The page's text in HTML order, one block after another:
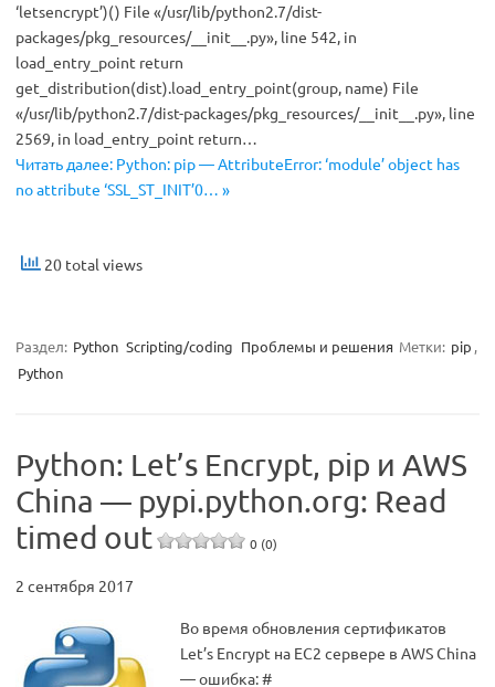
‘letsencrypt’)() File «/usr/lib/python2.7/dist-
packages/pkg_resources/__init__.py», line 542, in
load_entry_point return
get_distribution(dist).load_entry_point(group, name) File
«/usr/lib/python2.7/dist-packages/pkg_resources/__init__.py», line
2569, in load_entry_point return…
Читать далее: Python: pip — AttributeError: ‘module’ object has
no attribute ‘SSL_ST_INIT’0… »
20 total views
Раздел: Python Scripting/coding Проблемы и решения Метки: pip ,
Python
Python: Let’s Encrypt, pip и AWS
China — pypi.python.org: Read
timed out
0 (0)
2 сентября 2017
Во время обновления сертификатов
Let’s Encrypt на EC2 сервере в AWS China
— ошибка: #